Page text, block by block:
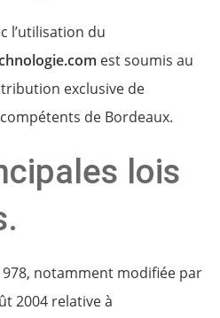
l’utilisation du
est soumis au
exclusive de
de Bordeaux.
lois
notamment modifiée par
2004 relative à